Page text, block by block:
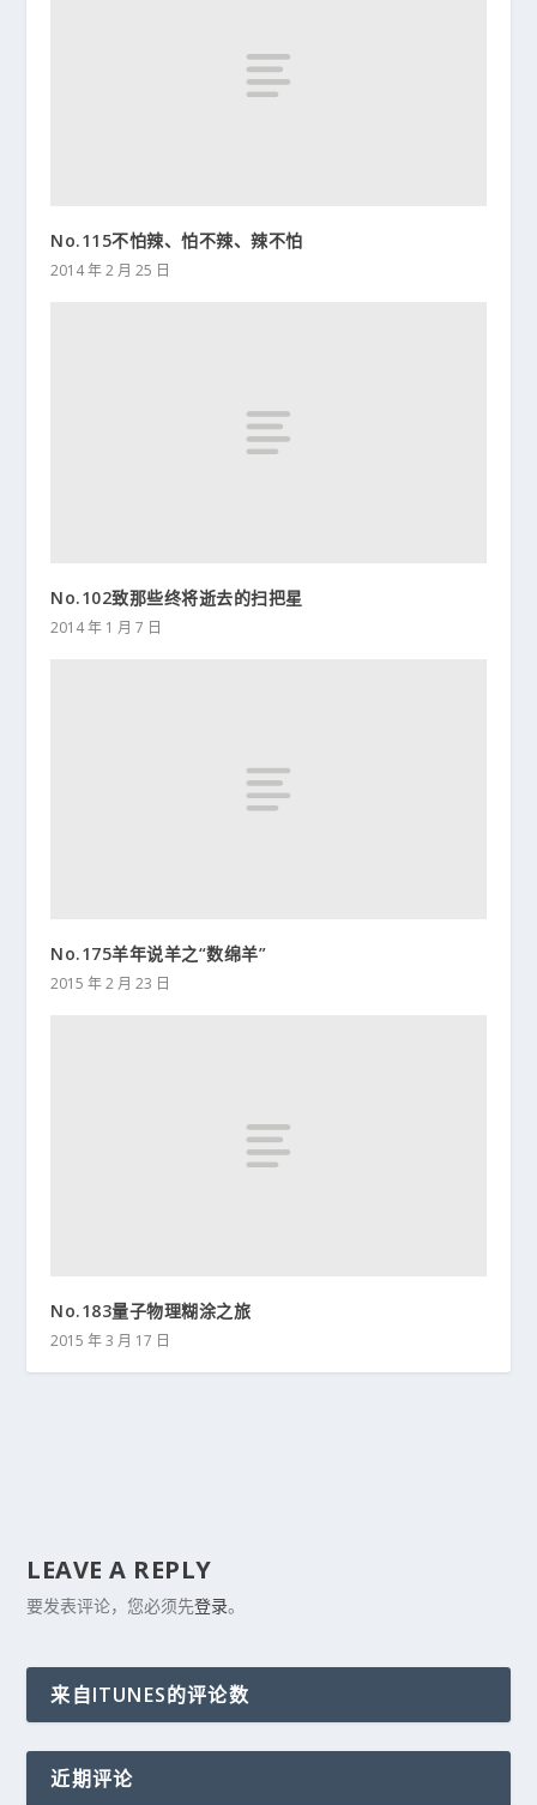
No.115不怕辣、怕不辣、辣不怕
2014 年 2 月 25 日
No.102致那些终将逝去的扫把星
2014 年 1 月 7 日
No.175羊年说羊之“数绵羊”
2015 年 2 月 23 日
No.183量子物理糊涂之旅
2015 年 3 月 17 日
LEAVE A REPLY
要发表评论，您必须先登录。
来自ITUNES的评论数
近期评论